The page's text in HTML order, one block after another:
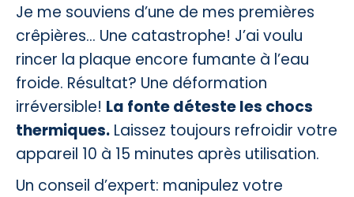
Je me souviens d’une de mes premières
crêpières… Une catastrophe! J’ai voulu
rincer la plaque encore fumante à l’eau
froide. Résultat? Une déformation
irréversible! La fonte déteste les chocs
thermiques. Laissez toujours refroidir votre
appareil 10 à 15 minutes après utilisation.
Un conseil d’expert: manipulez votre